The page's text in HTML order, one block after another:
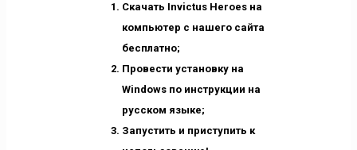
Скачать Invictus Heroes на
компьютер с нашего сайта
бесплатно;
Провести установку на
Windows по инструкции на
русском языке;
Запустить и приступить к